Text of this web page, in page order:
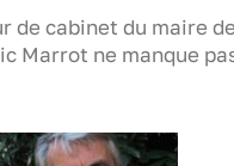
de cabinet du maire
Marrot ne manque